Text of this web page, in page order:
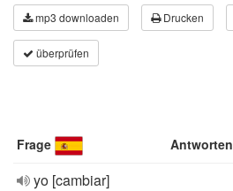
mp3 downloaden Drucken
überprüfen
Frage Antworten
yo [cambiar]